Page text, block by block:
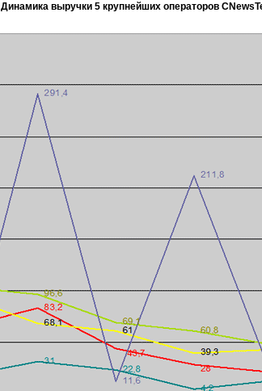
Динамика выручки 5 крупнейших операторов